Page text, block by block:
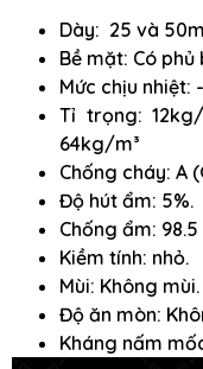
Dày: 25 và
Bề mặt: Có phủ
Mức chịu nhiệt:
Tỉ trọng:
64kg/m³
Chống cháy: A
Độ hút ẩm: 5%.
Chống ẩm: 98.5
Kiềm tính: nhỏ.
Mùi: Không mùi.
Độ ăn mòn:
Kháng nấm